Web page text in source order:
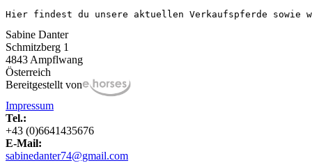
Hier findest du unsere aktuellen Verkaufspferde sowie
Sabine Danter
Schmitzberg 1
4843 Ampflwang
Österreich
Bereitgestellt von
Impressum
Tel.:
+43 (0)6641435676
E-Mail:
sabinedanter74@gmail.com